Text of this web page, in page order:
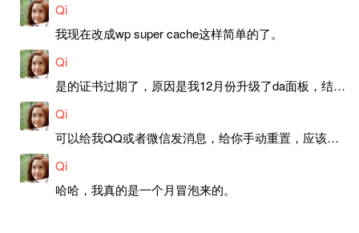
Qi
我现在改成wp super cache这样简单的了。
Qi
是的证书过期了，原因是我12月份升级了da面板，结果后台证书就不更新了，目前还在排查问题。切换PHP版本现在没有了，因为DA新版不支持。
Qi
可以给我QQ或者微信发消息，给你手动重置，应该是服务器插件有问题了，这个wp的主题太老了，导致现在好多的问题，网站的签到功能也是因为这个原因导致的。
Qi
哈哈，我真的是一个月冒泡来的。